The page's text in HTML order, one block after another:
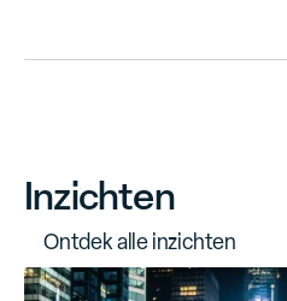
Inzichten
Ontdekalleinzichten